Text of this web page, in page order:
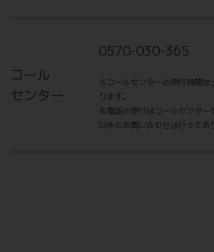
コール
センター
0570-030-365
※コールセンターの受付時間
ります。
お電話の受付はコールセンタ
以外のお問い合わせは行ってお